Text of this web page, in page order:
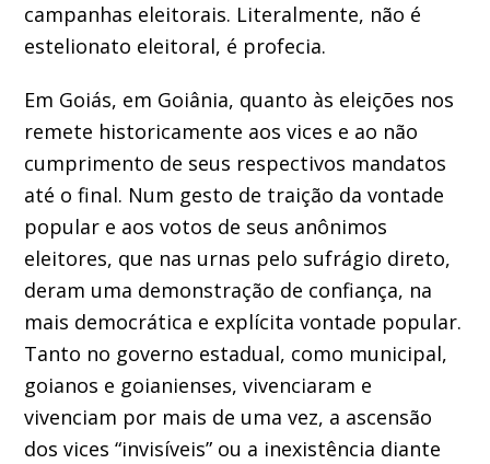
campanhas eleitorais. Literalmente, não é
estelionato eleitoral, é profecia.
Em Goiás, em Goiânia, quanto às eleições nos
remete historicamente aos vices e ao não
cumprimento de seus respectivos mandatos
até o final. Num gesto de traição da vontade
popular e aos votos de seus anônimos
eleitores, que nas urnas pelo sufrágio direto,
deram uma demonstração de confiança, na
mais democrática e explícita vontade popular.
Tanto no governo estadual, como municipal,
goianos e goianienses, vivenciaram e
vivenciam por mais de uma vez, a ascensão
dos vices “invisíveis” ou a inexistência diante